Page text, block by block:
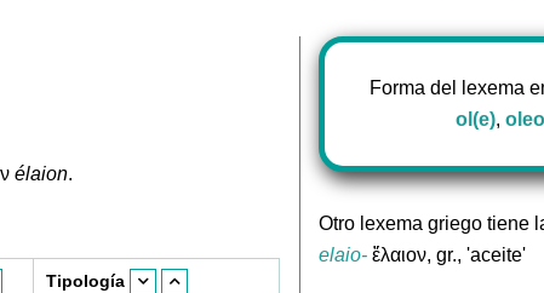
élaion.
Tipología
Forma del lexema
ol(e), oleo
Otro lexema griego tiene
elaio-ἔλαιον, gr., 'aceite'